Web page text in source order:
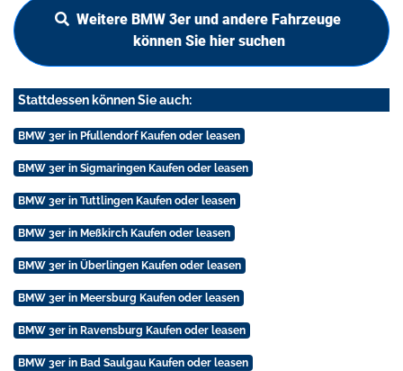
Weitere BMW 3er und andere Fahrzeuge
können Sie hier suchen
Stattdessen können Sie auch:
BMW 3er in Pfullendorf Kaufen oder leasen
BMW 3er in Sigmaringen Kaufen oder leasen
BMW 3er in Tuttlingen Kaufen oder leasen
BMW 3er in Meßkirch Kaufen oder leasen
BMW 3er in Überlingen Kaufen oder leasen
BMW 3er in Meersburg Kaufen oder leasen
BMW 3er in Ravensburg Kaufen oder leasen
BMW 3er in Bad Saulgau Kaufen oder leasen